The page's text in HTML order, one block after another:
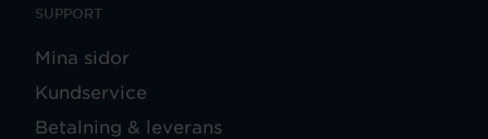
SUPPORT
Mina sidor
Kundservice
Betalning & leverans